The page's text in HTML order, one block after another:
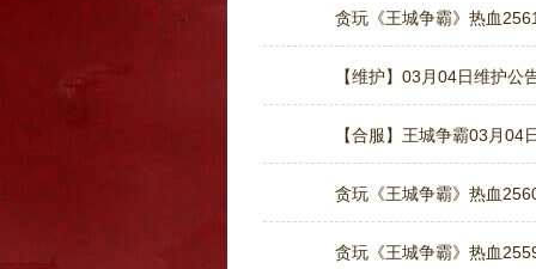
贪玩《王城争霸》热血
【维护】03月04日维护公
【合服】王城争霸03月04
贪玩《王城争霸》热血
贪玩《王城争霸》热血